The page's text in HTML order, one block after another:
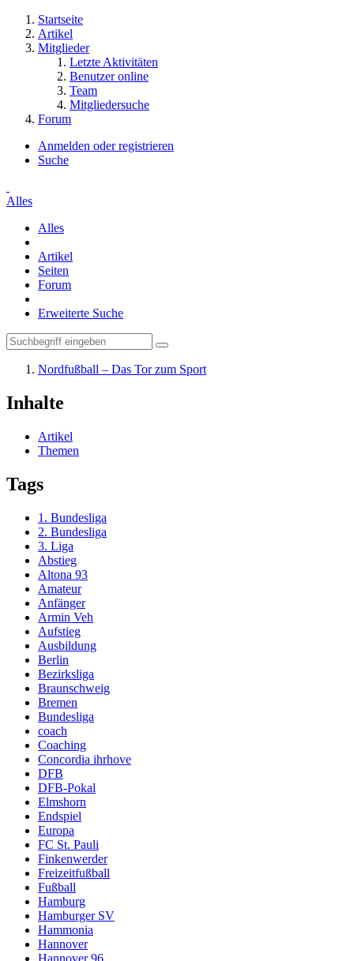
Startseite
Artikel
Mitglieder
Letzte Aktivitäten
Benutzer online
Team
Mitgliedersuche
Forum
Anmelden oder registrieren
Suche
Alles
Alles
Artikel
Seiten
Forum
Erweiterte Suche
Nordfußball – Das Tor zum Sport
Inhalte
Artikel
Themen
Tags
1. Bundesliga
2. Bundesliga
3. Liga
Abstieg
Altona 93
Amateur
Anfänger
Armin Veh
Aufstieg
Ausbildung
Berlin
Bezirksliga
Braunschweig
Bremen
Bundesliga
coach
Coaching
Concordia ihrhove
DFB
DFB-Pokal
Elmshorn
Endspiel
Europa
FC St. Pauli
Finkenwerder
Freizeitfußball
Fußball
Hamburg
Hamburger SV
Hammonia
Hannover
Hannover 96